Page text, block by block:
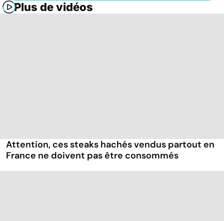
Plus de vidéos
Attention, ces steaks hachés vendus partout en
France ne doivent pas être consommés